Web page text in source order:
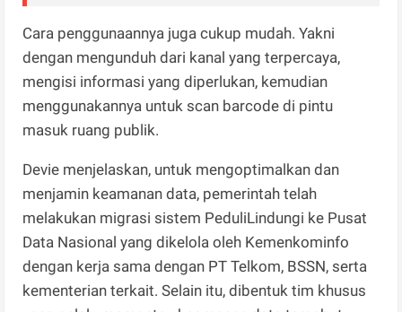
Cara penggunaannya juga cukup mudah. Yakni
dengan mengunduh dari kanal yang terpercaya,
mengisi informasi yang diperlukan, kemudian
menggunakannya untuk scan barcode di pintu
masuk ruang publik.
Devie menjelaskan, untuk mengoptimalkan dan
menjamin keamanan data, pemerintah telah
melakukan migrasi sistem PeduliLindungi ke Pusat
Data Nasional yang dikelola oleh Kemenkominfo
dengan kerja sama dengan PT Telkom, BSSN, serta
kementerian terkait. Selain itu, dibentuk tim khusus